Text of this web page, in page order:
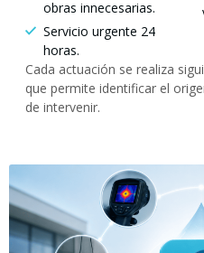
obras innecesarias.
Servicio urgente 24
horas.
Cada actuación se realiza
que permite identificar el
de intervenir.